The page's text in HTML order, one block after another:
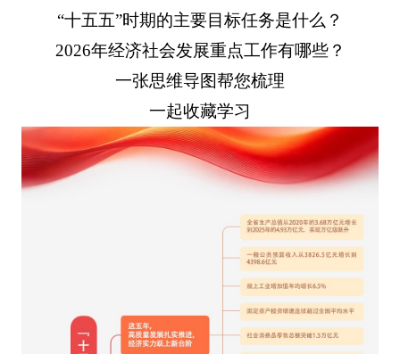
“十五五”时期的主要目标任务是什么？
2026年经济社会发展重点工作有哪些？
一张思维导图帮您梳理
一起收藏学习